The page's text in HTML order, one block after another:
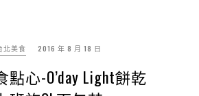
北美食 2016 年 8 月 18 日
心-O’day Light餅乾|